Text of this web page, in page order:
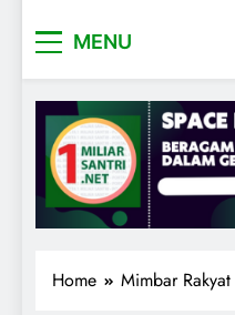
MENU
Home Mimbar Rakyat